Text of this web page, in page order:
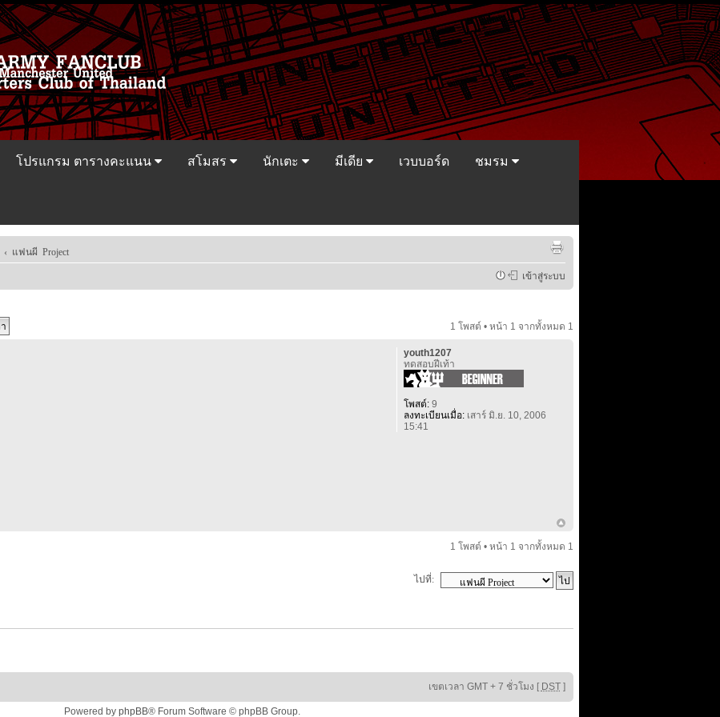
โปรแกรม ตารางคะแนน สโมสร นักเตะ มีเดีย เวบบอร์ด ชมรม
‹ แฟนผี Project
เข้าสู่ระบบ
1 โพสต์ • หน้า 1 จากทั้งหมด 1
youth1207
ทดสอบฝีเท้า
โพสต์:9
ลงทะเบียนเมื่อ:เสาร์ มิ.ย. 10, 2006
15:41
1 โพสต์ • หน้า 1 จากทั้งหมด 1
ไปที่:
เขตเวลา GMT + 7 ชั่วโมง [ DST]
Powered by phpBB® Forum Software © phpBB Group.